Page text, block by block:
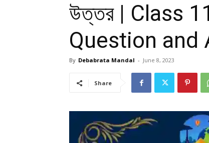
উত্তর | Class
Question and
By Debabrata Mandal - June 8, 2023
Share